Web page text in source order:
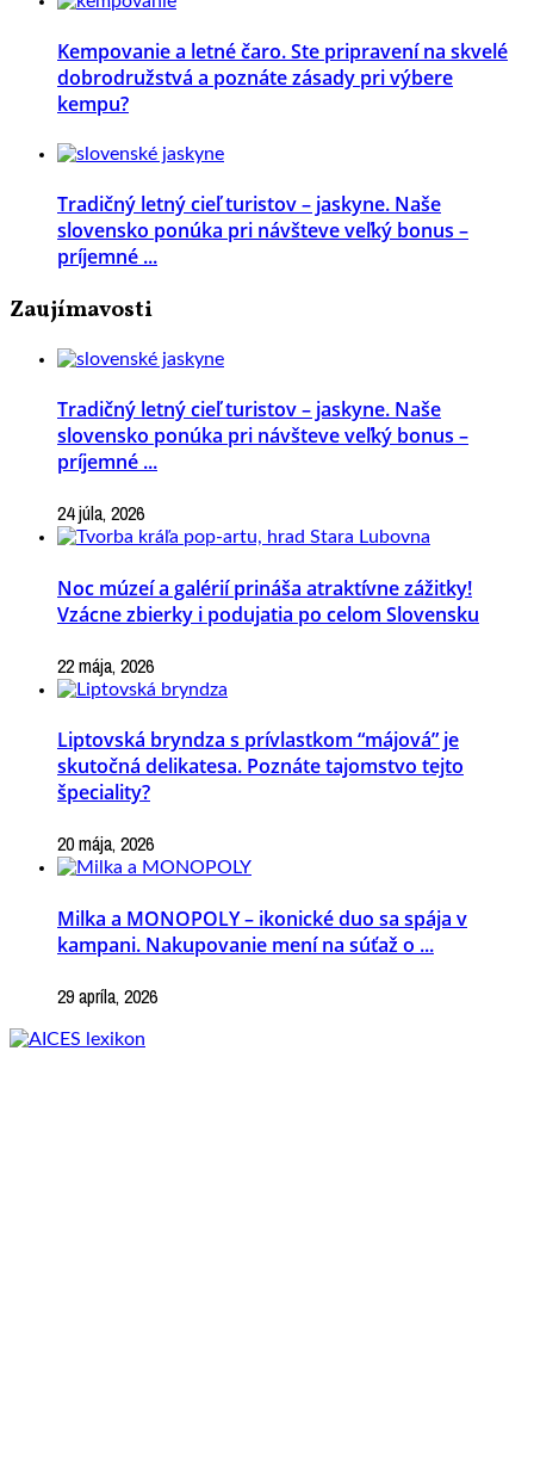
Kempovanie a letné čaro. Ste pripravení na skvelé
dobrodružstvá a poznáte zásady pri výbere
kempu?
Tradičný letný cieľ turistov – jaskyne. Naše
slovensko ponúka pri návšteve veľký bonus –
príjemné ...
Zaujímavosti
Tradičný letný cieľ turistov – jaskyne. Naše
slovensko ponúka pri návšteve veľký bonus –
príjemné ...
24 júla, 2026
Noc múzeí a galérií prináša atraktívne zážitky!
Vzácne zbierky i podujatia po celom Slovensku
22 mája, 2026
Liptovská bryndza s prívlastkom “májová” je
skutočná delikatesa. Poznáte tajomstvo tejto
špeciality?
20 mája, 2026
Milka a MONOPOLY – ikonické duo sa spája v
kampani. Nakupovanie mení na súťaž o ...
29 apríla, 2026